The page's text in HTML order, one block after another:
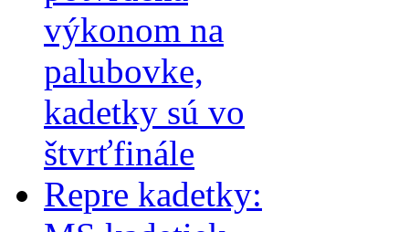
výkonom na
palubovke,
kadetky sú vo
štvrťfinále
Repre kadetky: